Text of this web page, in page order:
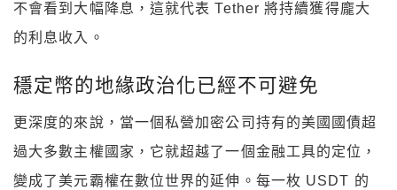
不會看到大幅降息，這就代表 Tether 將持續獲得龐大
的利息收入。
穩定幣的地緣政治化已經不可避免
更深度的來說，當一個私營加密公司持有的美國國債超
過大多數主權國家，它就超越了一個金融工具的定位，
變成了美元霸權在數位世界的延伸。每一枚 USDT 的